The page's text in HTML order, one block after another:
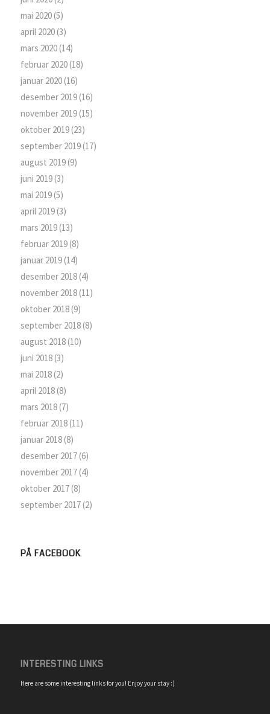
mai 2020(5)
april 2020(3)
mars 2020(14)
februar 2020(18)
januar 2020(16)
desember 2019(16)
november 2019(15)
oktober 2019(23)
september 2019(17)
august 2019(9)
juni 2019(3)
mai 2019(5)
april 2019(3)
mars 2019(13)
februar 2019(8)
januar 2019(14)
desember 2018(4)
november 2018(11)
oktober 2018(9)
september 2018(8)
august 2018(10)
juni 2018(3)
mai 2018(2)
april 2018(8)
mars 2018(7)
februar 2018(11)
januar 2018(8)
desember 2017(6)
november 2017(4)
oktober 2017(8)
september 2017(2)
PÅ FACEBOOK
INTERESTING LINKS
Here are some interesting links for you! Enjoy your stay :)